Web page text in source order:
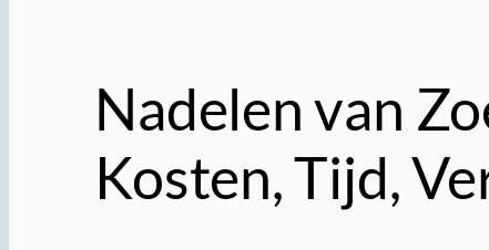
Nadelen van
Kosten, Tijd,